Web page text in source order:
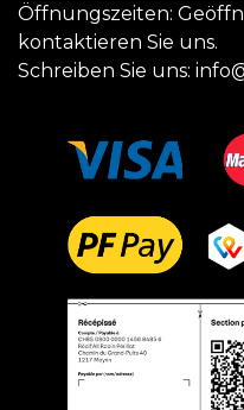
Öffnungszeiten:
kontaktieren Sie uns.
Schreiben Sie uns: